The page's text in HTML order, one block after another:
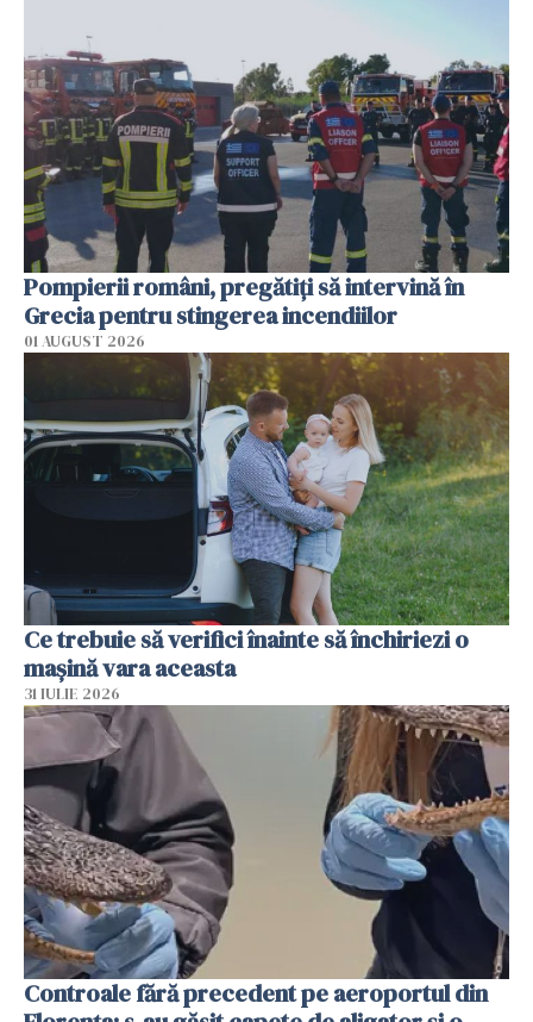
Pompierii români, pregătiţi să intervină în
Grecia pentru stingerea incendiilor
01 AUGUST 2026
Ce trebuie să verifici înainte să închiriezi o
mașină vara aceasta
31 IULIE 2026
Controale fără precedent pe aeroportul din